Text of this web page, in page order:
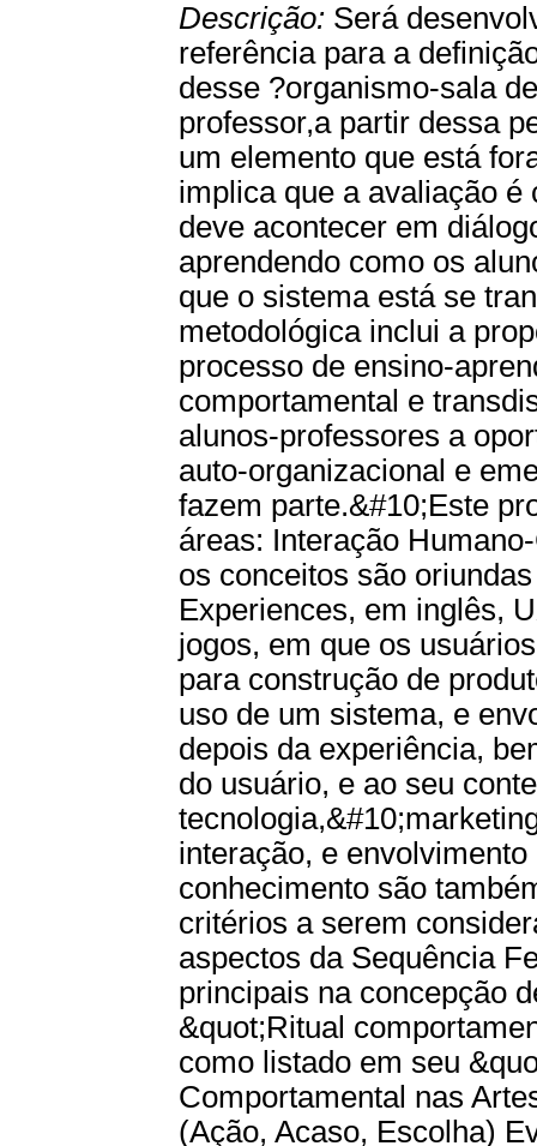
Descrição: Será
referência para a
desse ?organismo-sala
professor,a partir dessa
um elemento que está
implica que a avaliação
deve acontecer em
aprendendo como os
que o sistema está se
metodológica inclui a
processo de ensino-
comportamental e
alunos-professores a
auto-organizacional e
fazem parte.&#10;Este
áreas: Interação
os conceitos são
Experiences, em inglês,
jogos, em que os
para construção de
uso de um sistema, e
depois da experiência,
do usuário, e ao seu
interação, e
conhecimento são
critérios a serem
aspectos da Sequência
principais na concepção
&quot;Ritual
como listado em seu
Comportamental nas
(Ação, Acaso, Escolha)